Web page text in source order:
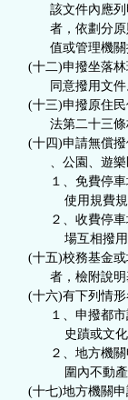
該文件內應列明
者，依劃分原則
值或管理機關提
(十二)申撥坐落林
同意撥用文件
(十三)申撥原住民
法第二十三條核
(十四)申請無償撥
、公園、遊樂區
１、免費停車場
使用規費規定
２、收費停車場
場互相撥用公有
(十五)校務基金或
者，檢附說明基
(十六)有下列情形
１、申撥都市計
史蹟或文化景
２、地方機關申
圍內不動產，
(十七)地方機關申